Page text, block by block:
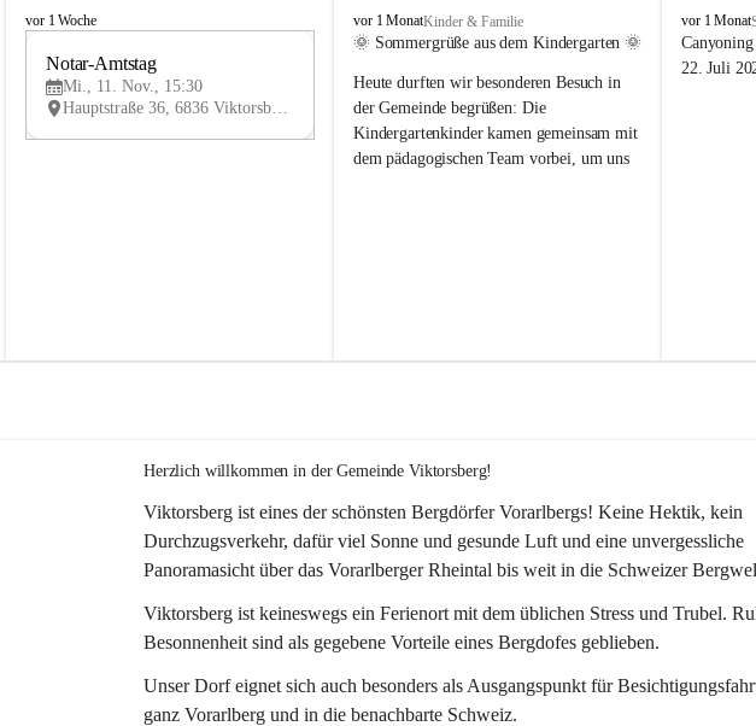
V
vor 1 Woche
V
Notar-Amtstag
Mi., 11. Nov., 15:30
Hauptstraße 36, 6836 Viktorsberg, AUT
V
i
t
o
r
s
vor 1 MonatKinder & Familie
🌞 Sommergrüße aus dem Kindergarten 🌞
Heute durften wir besonderen Besuch in
der Gemeinde begrüßen: Die
Kindergartenkinder kamen gemeinsam mit
dem pädagogischen Team vorbei, um uns
V
i
k
vor 1 Monat
22. Juli
Herzlich willkommen in der Gemeinde Viktorsberg!
Viktorsberg ist eines der schönsten Bergdörfer Vorarlbergs! Keine Hektik, kein
Durchzugsverkehr, dafür viel Sonne und gesunde Luft und eine unvergessliche
Panoramasicht über das Vorarlberger Rheintal bis weit in die Schweizer
Viktorsberg ist keineswegs ein Ferienort mit dem üblichen Stress und Trubel.
Besonnenheit sind als gegebene Vorteile eines Bergdofes geblieben.
Unser Dorf eignet sich auch besonders als Ausgangspunkt für
ganz Vorarlberg und in die benachbarte Schweiz.